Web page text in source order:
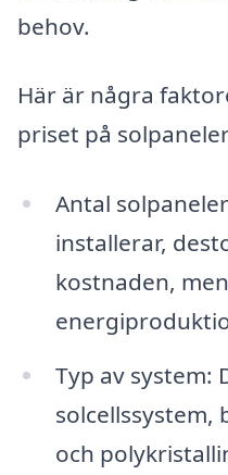
behov.
Här är några
priset på
Antal
installerar,
kostnaden,
Typ av system:
solcellssystem,
och